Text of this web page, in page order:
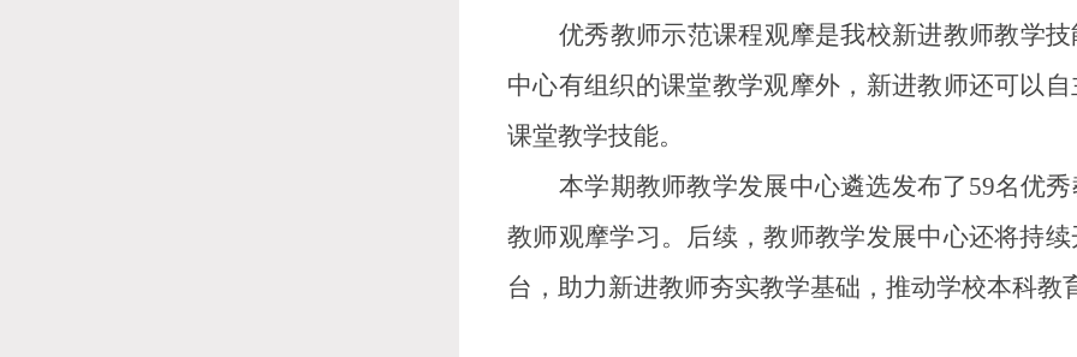
优秀教师示范课程观摩是我校新进教师教学
中心有组织的课堂教学观摩外，新进教师还可以
课堂教学技能。
本学期教师教学发展中心遴选发布了 59名优
教师观摩学习。后续，教师教学发展中心还将持
台，助力新进教师夯实教学基础，推动学校本科教